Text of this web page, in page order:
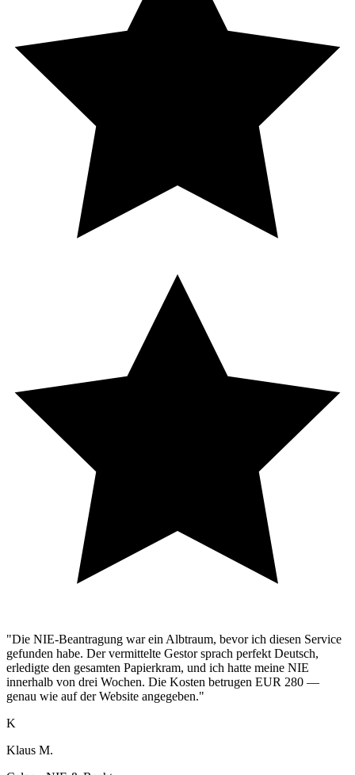
"Die NIE-Beantragung war ein Albtraum, bevor ich diesen Service
gefunden habe. Der vermittelte Gestor sprach perfekt Deutsch,
erledigte den gesamten Papierkram, und ich hatte meine NIE
innerhalb von drei Wochen. Die Kosten betrugen EUR 280 —
genau wie auf der Website angegeben."
K
Klaus M.